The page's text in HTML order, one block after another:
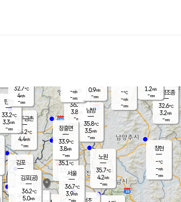
양주
36.2℃
3.8
-mm
파주금촌
35.2℃
4.4m/s
-mm
가평조종
32.6℃
3.2m/s
-mm
-℃
-m/s
-mm
창현
-℃
-m/s
-mm
탄현
33.2℃
3.3m/s
-mm
1.2m/s
-mm
김포
- ℃
-m/s
mm
부천
구로
은평
35.1℃
2.5 m/s
- mm
노원
35.7℃
4.2m/s
-mm
서초
남방
35.8℃
3.5m/s
-mm
장흥면
33.9℃
3.8m/s
-mm
-m/s
-mm
김포(공)
36.2℃
5.0m/s
서울
36.7℃
3.9m/s
-mm
32.7℃
4m/s
-mm
0.9m/s
-mm